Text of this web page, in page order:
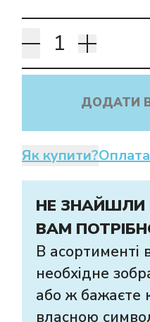
ДОДАТИ
Як купити?
НЕ ЗНАЙШЛИ
ВАМ
В асортименті
необхідне
або ж бажаєте
власною